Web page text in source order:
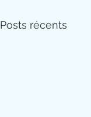
Posts récents